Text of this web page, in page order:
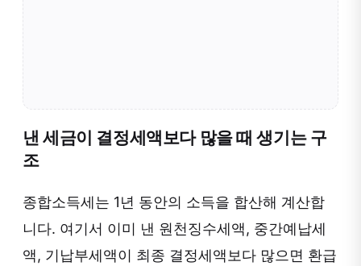
낸 세금이 결정세액보다 많을 때 생기는 구
조
종합소득세는 1년 동안의 소득을 합산해 계산합
니다. 여기서 이미 낸 원천징수세액, 중간예납세
액, 기납부세액이 최종 결정세액보다 많으면 환급